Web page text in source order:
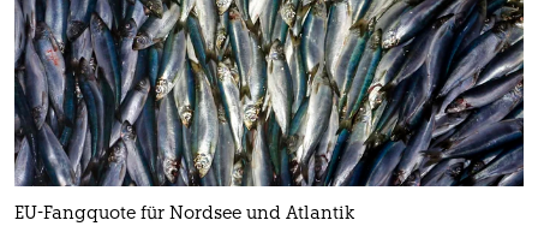
EU-Fangquote für Nordsee und Atlantik